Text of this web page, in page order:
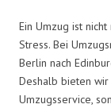
Ein Umzug ist
Stress. Bei
Berlin nach
Deshalb bieten
Umzugsservice,